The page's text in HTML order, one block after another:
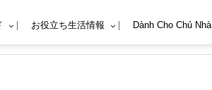
お役立ち生活情報 Dành Cho Chủ Nhà